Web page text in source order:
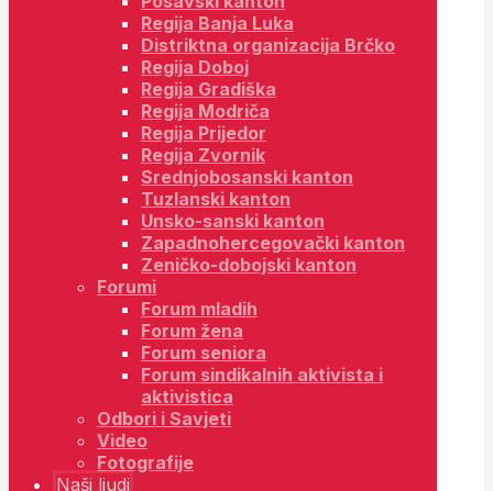
Regija Banja Luka
Distriktna organizacija Brčko
Regija Doboj
Regija Gradiška
Regija Modriča
Regija Prijedor
Regija Zvornik
Srednjobosanski kanton
Tuzlanski kanton
Unsko-sanski kanton
Zapadnohercegovački kanton
Zeničko-dobojski kanton
Forumi
Forum mladih
Forum žena
Forum seniora
Forum sindikalnih aktivista i
aktivistica
Odbori i Savjeti
Video
Fotografije
Naši ljudi